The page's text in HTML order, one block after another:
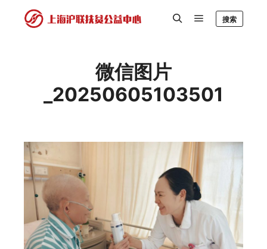
搜索
微信图片
_20250605103501